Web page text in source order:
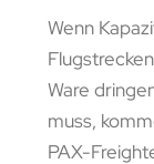
Wenn
Ware
muss,
PAX-